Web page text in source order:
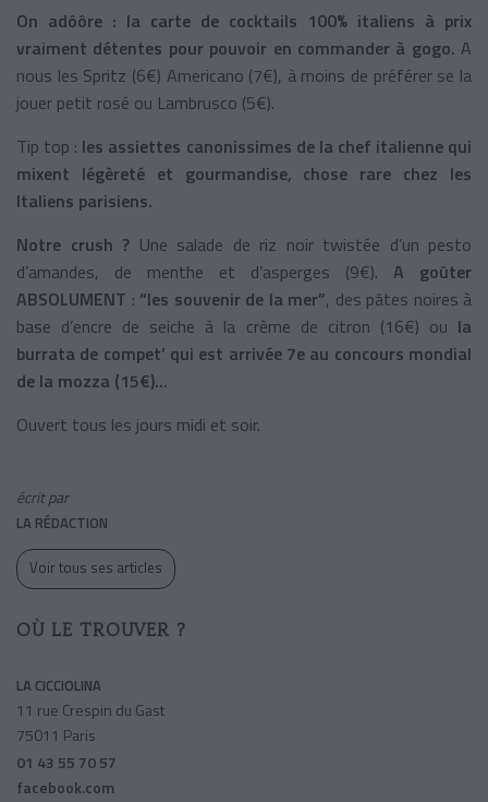
On adôôre : la carte de cocktails 100% italiens à prix
vraiment détentes pour pouvoir en commander à gogo. A
nous les Spritz (6€) Americano (7€), à moins de préférer se la
jouer petit rosé ou Lambrusco (5€).
Tip top : les assiettes canonissimes de la chef italienne qui
mixent légèreté et gourmandise, chose rare chez les
Italiens parisiens.
Notre crush ? Une salade de riz noir twistée d’un pesto
d’amandes, de menthe et d’asperges (9€). A goûter
ABSOLUMENT : “les souvenir de la mer”, des pâtes noires à
base d’encre de seiche à la crème de citron (16€) ou la
burrata de compet’ qui est arrivée 7e au concours mondial
de la mozza (15€)...
Ouvert tous les jours midi et soir.
écrit par
LA RÉDACTION
Voir tous ses articles
OÙ LE TROUVER ?
LA CICCIOLINA
11 rue Crespin du Gast
75011 Paris
01 43 55 70 57
facebook.com